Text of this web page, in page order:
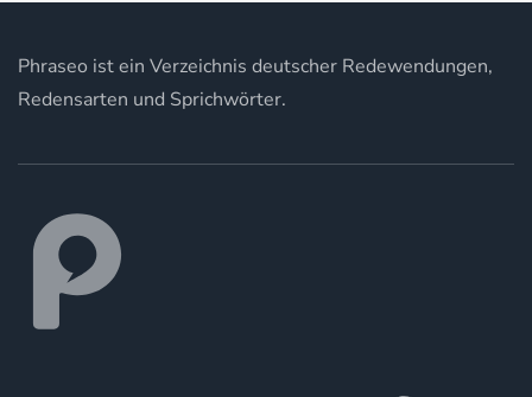
Phraseo ist ein Verzeichnis deutscher Redewendungen,
Redensarten und Sprichwörter.